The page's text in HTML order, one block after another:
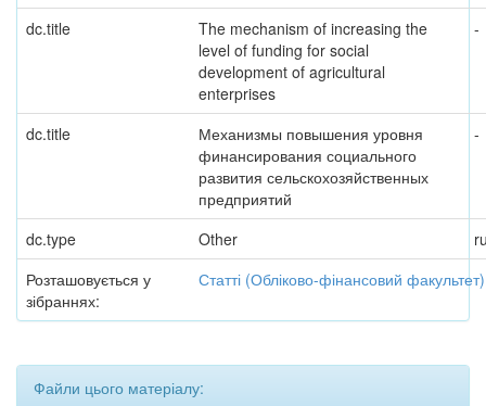
dc.title
The mechanism of increasing the
level of funding for social
development of agricultural
enterprises
-
dc.title
Механизмы повышения уровня
финансирования социального
развития сельскохозяйственных
предприятий
-
dc.type Other
Розташовується у
зібраннях:
Статті (Обліково-фінансовий факультет)
Файли цього матеріалу: